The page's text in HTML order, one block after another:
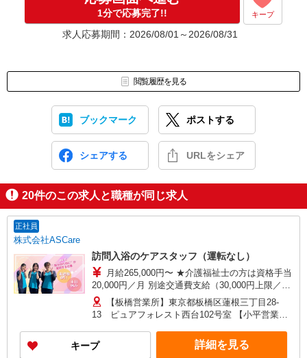
1分で応募完了!! キープ
求人応募期間：2026/08/01～2026/08/31
閲覧履歴を見る
ブックマーク ポストする
シェアする URLをシェア
20件のこの求人と職種が同じ求人
正社員
株式会社ASCare
訪問入浴のケアスタッフ（運転なし）
月給265,000円〜 ★介護福祉士の方は資格手当
20,000円／月 別途交通費支給（30,000円上限／
月） 別途残業手当（月平均残業時間15時間）残業
代全額支給
【板橋営業所】東京都板橋区蓮根三丁目28-
13 ピュアフォレスト西台102号室 【小平営業
ン1F東 【在宅介護センター調布】東京都調布市国
領町五丁目4-17 パレス調布1990A館 【在宅介護
キープ 詳細を見る